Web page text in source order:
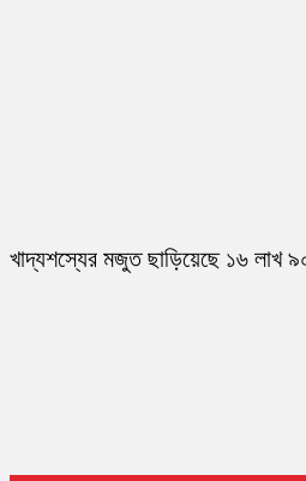
খাদ্যশস্যের মজুত ছাড়িয়েছে ১৬ লাখ